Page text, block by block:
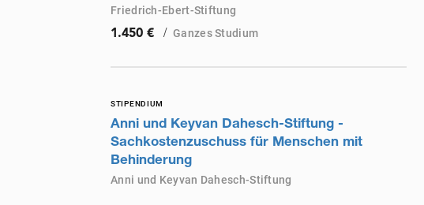
Friedrich-Ebert-Stiftung
1.450 €
/ Ganzes Studium
STIPENDIUM
Anni und Keyvan Dahesch-Stiftung -
Sachkostenzuschuss für Menschen mit
Behinderung
Anni und Keyvan Dahesch-Stiftung